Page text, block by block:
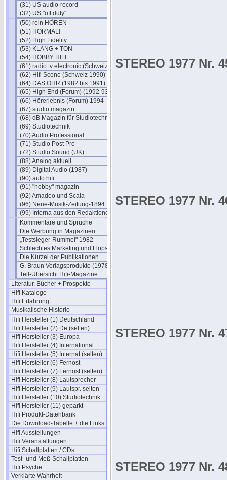
(31) US audio-record
(32) US "off duty"
(50) rein HÖREN
(51) HÖRMAL!
(52) High Fidelity
(53) KLANG + TON
(54) HOBBY HIFI
(61) radio tv electronic (Schweiz)
(62) Hifi Scene (Schweiz 1990)
(64) DAS OHR (1982 bis 1991)
(65) High End (Forum) (1992-93)
(66) Hörerlebnis (Forum) 1994
(67) studio magazin
(68) dB Magazin für Studiotechnik
(69) Studiotechnik
(70) Audio Professional
(71) Studio Post Pro
(72) Studio Sound (UK)
(88) Analog aktuell
(89) Digital Audio (1987)
(90) auto hifi
(91) "hobby" magazin
(92) Amadeo und Scala
(96) Neue-Musik-Zeitung-1894
(99) Interna aus den Redaktionen
Kommentare und Sprüche
Die Werbung in Magazinen
„Testsieger-Rummel" 1982
Schlechtes Marketing und Flops
Die Kürzel der Publikationen
G. Braun Verlagsprodukte (1978)
Teil-Übersicht Hifi-Magazine
Literatur, Bücher + Prospekte
Hifi Kataloge
Hifi Erfahrung
Musikalische Historie
Hifi Hersteller (1) Deutschland
Hifi Hersteller (2) De (selten)
Hifi Hersteller (3) Europa
Hifi Hersteller (4) International
Hifi Hersteller (5) Internat.(selten)
Hifi Hersteller (6) Fernost
Hifi Hersteller (7) Fernost (selten)
Hifi Hersteller (8) Lautsprecher
Hifi Hersteller (9) Lautspr. selten
Hifi Hersteller (10) Studiotechnik
Hifi Hersteller (11) geparkt
Hifi Produkt-Datenbank
Die Download-Tabelle + die Links
Hifi Ausstellungen
Hifi Veranstaltungen
Hifi Schallplatten / CDs
Test- und Meß-Schallplatten
Hifi Psyche
Verklärte Wahrheit
STEREO 1977 Nr.
STEREO 1977 Nr.
STEREO 1977 Nr.
STEREO 1977 Nr.